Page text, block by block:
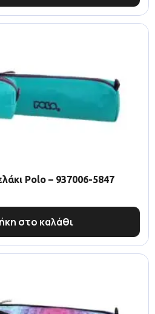
Polo – 937006-5847
στο καλάθι